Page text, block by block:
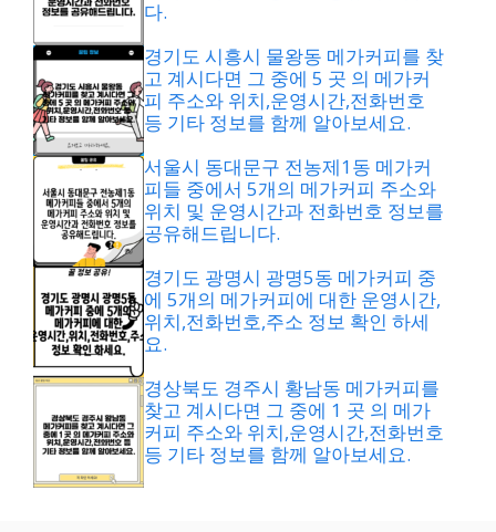
다.
경기도 시흥시 물왕동 메가커피를 찾
고 계시다면 그 중에 5 곳 의 메가커
피 주소와 위치,운영시간,전화번호
등 기타 정보를 함께 알아보세요.
서울시 동대문구 전농제1동 메가커
피들 중에서 5개의 메가커피 주소와
위치 및 운영시간과 전화번호 정보를
공유해드립니다.
경기도 광명시 광명5동 메가커피 중
에 5개의 메가커피에 대한 운영시간,
위치,전화번호,주소 정보 확인 하세
요.
경상북도 경주시 황남동 메가커피를
찾고 계시다면 그 중에 1 곳 의 메가
커피 주소와 위치,운영시간,전화번호
등 기타 정보를 함께 알아보세요.